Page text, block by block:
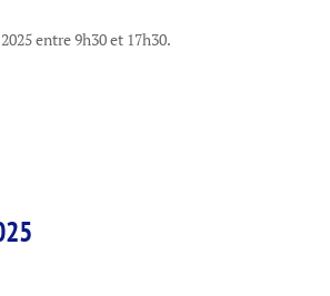
entre 9h30 et 17h30.